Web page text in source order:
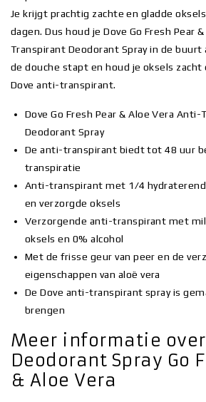
Je krijgt prachtig zachte en gladde
dagen. Dus houd je Dove Go Fresh Pear
Transpirant Deodorant Spray in de
de douche stapt en houd je oksels
Dove anti-transpirant.
Dove Go Fresh Pear & Aloe Vera
Deodorant Spray
De anti-transpirant biedt tot 48 uur
transpiratie
Anti-transpirant met 1/4
en verzorgde oksels
Verzorgende anti-transpirant met
oksels en 0% alcohol
Met de frisse geur van peer en de
eigenschappen van aloë vera
De Dove anti-transpirant spray is
brengen
Meer informatie over
Deodorant Spray Go
& Aloe Vera